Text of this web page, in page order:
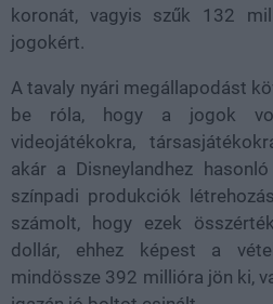
koronát, vagyis szűk 132
jogokért.
A tavaly nyári megállapodást
be róla, hogy a jogok
videojátékokra,
akár a Disneylandhez
színpadi produkciók
számolt, hogy ezek
dollár, ehhez képest a
mindössze 392 millióra jön ki,